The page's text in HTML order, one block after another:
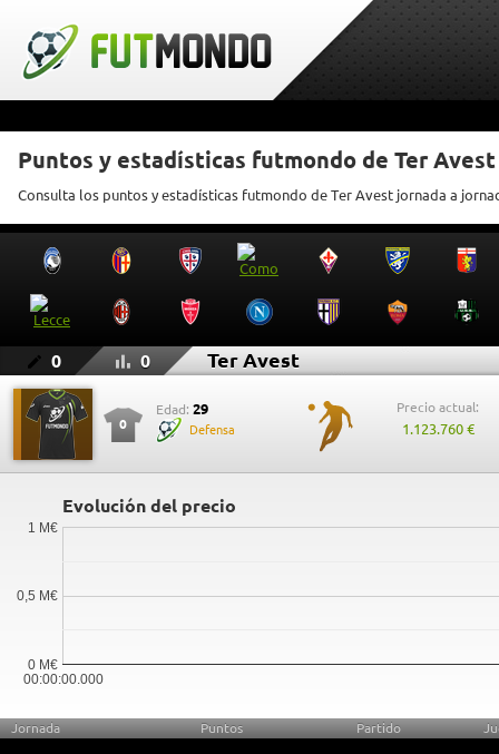
Puntos y estadísticas futmondo de Ter Avest
Consulta los puntos y estadísticas futmondo de Ter Avest jornada a
0 0 Ter Avest
0
Edad: 29
Defensa
Precio actual:
1.123.760 €
Evolución del precio
00:00:00.000
0 M€
0,5 M€
1 M€
Jornada Puntos Partido